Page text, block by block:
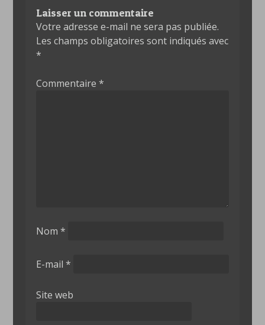
Laisser un commentaire
Votre adresse e-mail ne sera pas publiée.
Les champs obligatoires sont indiqués avec
*
Commentaire *
Nom *
E-mail *
Site web